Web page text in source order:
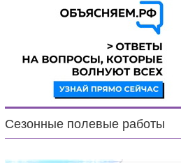
Сезонные полевые работы